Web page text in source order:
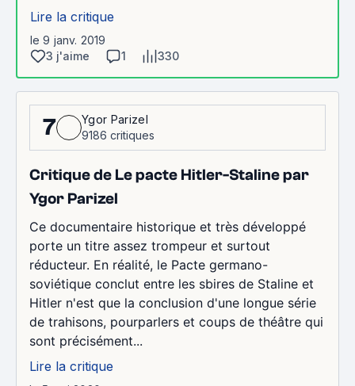
Lire la critique
le 9 janv. 2019
3 j'aime
1 330
7
Ygor Parizel
9186 critiques
Critique de Le pacte Hitler-Staline par
Ygor Parizel
Ce documentaire historique et très développé
porte un titre assez trompeur et surtout
réducteur. En réalité, le Pacte germano-
soviétique conclut entre les sbires de Staline et
Hitler n'est que la conclusion d'une longue série
de trahisons, pourparlers et coups de théâtre qui
sont précisément...
Lire la critique